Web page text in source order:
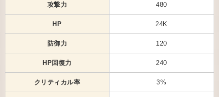
攻撃力 480
HP 24K
防御力 120
HP回復力 240
クリティカル率 3%